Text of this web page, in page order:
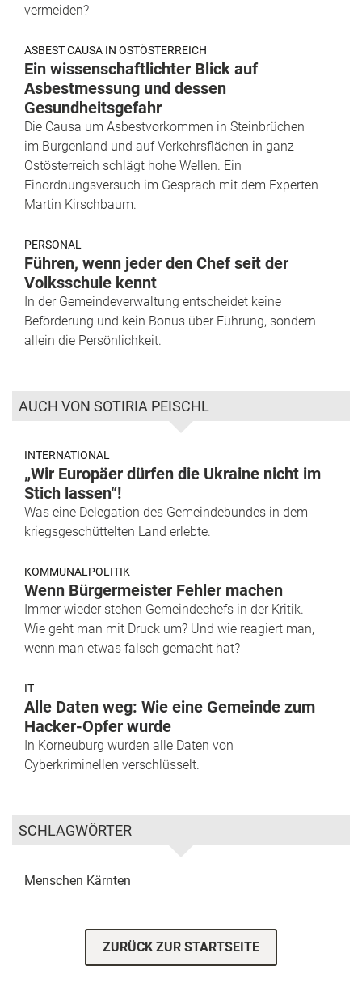
vermeiden?
ASBEST CAUSA IN OSTÖSTERREICH
Ein wissenschaftlichter Blick auf
Asbestmessung und dessen
Gesundheitsgefahr
Die Causa um Asbestvorkommen in Steinbrüchen
im Burgenland und auf Verkehrsflächen in ganz
Ostösterreich schlägt hohe Wellen. Ein
Einordnungsversuch im Gespräch mit dem Experten
Martin Kirschbaum.
PERSONAL
Führen, wenn jeder den Chef seit der
Volksschule kennt
In der Gemeindeverwaltung entscheidet keine
Beförderung und kein Bonus über Führung, sondern
allein die Persönlichkeit.
AUCH VON SOTIRIA PEISCHL
INTERNATIONAL
„Wir Europäer dürfen die Ukraine nicht im
Stich lassen“!
Was eine Delegation des Gemeindebundes in dem
kriegsgeschüttelten Land erlebte.
KOMMUNALPOLITIK
Wenn Bürgermeister Fehler machen
Immer wieder stehen Gemeindechefs in der Kritik.
Wie geht man mit Druck um? Und wie reagiert man,
wenn man etwas falsch gemacht hat?
IT
Alle Daten weg: Wie eine Gemeinde zum
Hacker-Opfer wurde
In Korneuburg wurden alle Daten von
Cyberkriminellen verschlüsselt.
SCHLAGWÖRTER
Menschen Kärnten
ZURÜCK ZUR STARTSEITE